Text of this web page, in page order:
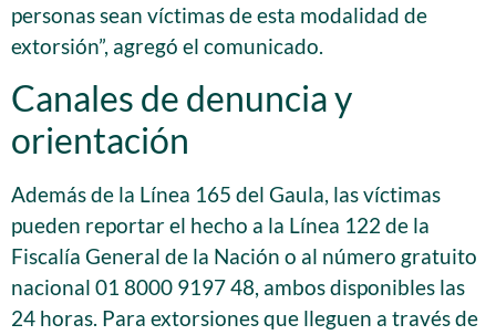
personas sean víctimas de esta modalidad de
extorsión”, agregó el comunicado.
Canales de denuncia y
orientación
Además de la Línea 165 del Gaula, las víctimas
pueden reportar el hecho a la Línea 122 de la
Fiscalía General de la Nación o al número gratuito
nacional 01 8000 9197 48, ambos disponibles las
24 horas. Para extorsiones que lleguen a través de